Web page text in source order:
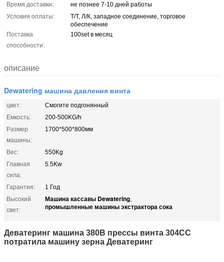
Время доставки:
не познее 7-10 дней работы
Условия оплаты:
Т/Т, Л/К, западное соединение, торговое
обеспечение
Поставка
способности:
100set в месяц
описание
Dewatering машина давления винта
цвет:
Смогите подгонянный
Емкость:
200-500KG/h
Размер
машины:
1700*500*800мм
Вес:
550Kg
Главная
сила:
5.5Kw
Гарантия:
1 Год
Высокий
свет:
Машина кассавы Dewatering,
промышленные машины экстрактора сока
Деватеринг машина 380В прессы винта 304СС
потратила машину зерна Деватеринг